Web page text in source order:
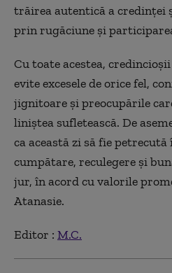
trăirea autentică a credinței
prin rugăciune și
Cu toate acestea,
evite excesele de orice fel,
jignitoare și preocupările
liniștea sufletească. De
ca această zi să fie
cumpătare, reculegere și
jur, în acord cu valorile
Atanasie.
Editor : M.C.